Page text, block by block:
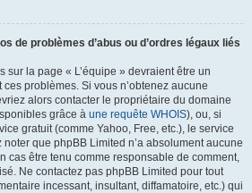
de problèmes d’abus ou d’ordres légaux liés
sur la page « L’équipe » devraient être un
problèmes. Si vous n’obtenez aucune
alors contacter le propriétaire du domaine
grâce à une requête WHOIS), ou, si
gratuit (comme Yahoo, Free, etc.), le service
que phpBB Limited n’a absolument aucune
cas être tenu comme responsable de comment,
Ne contactez pas phpBB Limited pour tout
incessant, insultant, diffamatoire, etc.) qui